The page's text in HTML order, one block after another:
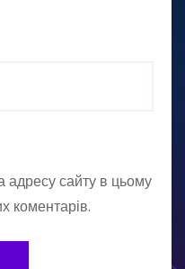
адресу сайту в цьому
коментарів.